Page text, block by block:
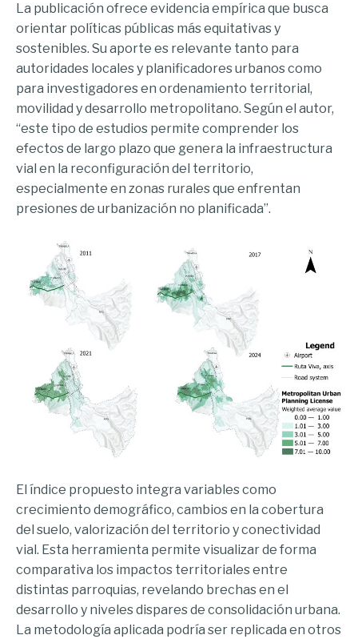
La publicación ofrece evidencia empírica que busca
orientar políticas públicas más equitativas y
sostenibles. Su aporte es relevante tanto para
autoridades locales y planificadores urbanos como
para investigadores en ordenamiento territorial,
movilidad y desarrollo metropolitano. Según el autor,
“este tipo de estudios permite comprender los
efectos de largo plazo que genera la infraestructura
vial en la reconfiguración del territorio,
especialmente en zonas rurales que enfrentan
presiones de urbanización no planificada”.
El índice propuesto integra variables como
crecimiento demográfico, cambios en la cobertura
del suelo, valorización del territorio y conectividad
vial. Esta herramienta permite visualizar de forma
comparativa los impactos territoriales entre
distintas parroquias, revelando brechas en el
desarrollo y niveles dispares de consolidación urbana.
La metodología aplicada podría ser replicada en otros